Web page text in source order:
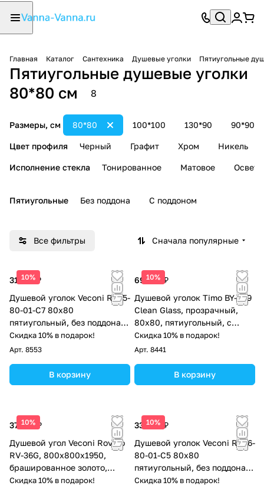
Главная Каталог Сантехника Душевые уголки Пятиугольные
Пятиугольные душевые уголки
80*80 см
8
Размеры, см 100*100 130*90
80*80 90*90
Цвет профиля Черный Графит Хром Никель
Исполнение стекла Тонированное Матовое
Пятиугольные Без поддона С поддоном
Все фильтры Сначала популярные
10%
31 132 ₽
Душевой уголок Veconi RV35-
80-01-C7 80х80
пятиугольный, без поддона,
прозрачное стекло, хром
Скидка 10% в подарок!
Арт. 8553
В корзину
10%
69 720 ₽
Душевой уголок Timo BY-839
Clean Glass, прозрачный,
80х80, пятиугольный, с
низким поддоном, хром
Скидка 10% в подарок!
Арт. 8441
В корзину
10%
37 973 ₽
Душевой угол Veconi Rovigo
RV-36G, 800x800x1950,
брашированное золото,
стекло прозрачное
Скидка 10% в подарок!
10%
33 286 ₽
Душевой уголок Veconi RV36-
80-01-C5 80х80
пятиугольный, без поддона,
прозрачное стекло, хром
Скидка 10% в подарок!